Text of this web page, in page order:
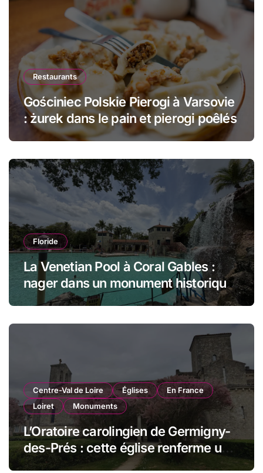
Restaurants
Gościniec Polskie Pierogi à Varsovie
: żurek dans le pain et pierogi poêlés
Floride
La Venetian Pool à Coral Gables :
nager dans un monument historique
de Miami
Centre-Val de Loire Églises
En France
Loiret
Monuments
L’Oratoire carolingien de Germigny-
des-Prés : cette église renferme une
magnifique mosaïque carolingienne